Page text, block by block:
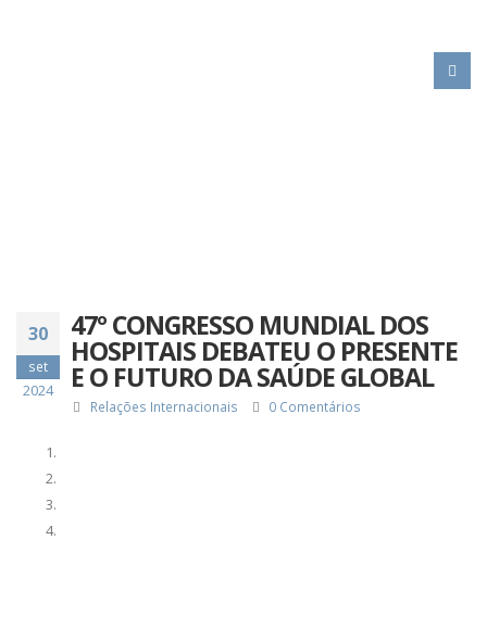
30
set
2024
47º CONGRESSO MUNDIAL DOS
HOSPITAIS DEBATEU O PRESENTE
E O FUTURO DA SAÚDE GLOBAL
Relações Internacionais 0 Comentários